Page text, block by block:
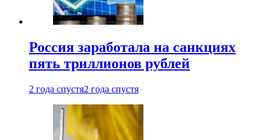
Россия заработала на санкциях
пять триллионов рублей
2 года спустя2 года спустя